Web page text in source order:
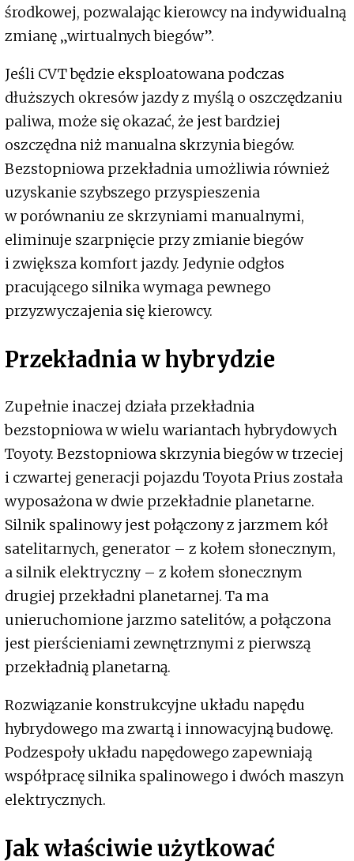
środkowej, pozwalając kierowcy na indywidualną
zmianę „wirtualnych biegów”.
Jeśli CVT będzie eksploatowana podczas
dłuższych okresów jazdy z myślą o oszczędzaniu
paliwa, może się okazać, że jest bardziej
oszczędna niż manualna skrzynia biegów.
Bezstopniowa przekładnia umożliwia również
uzyskanie szybszego przyspieszenia
w porównaniu ze skrzyniami manualnymi,
eliminuje szarpnięcie przy zmianie biegów
i zwiększa komfort jazdy. Jedynie odgłos
pracującego silnika wymaga pewnego
przyzwyczajenia się kierowcy.
Przekładnia w hybrydzie
Zupełnie inaczej działa przekładnia
bezstopniowa w wielu wariantach hybrydowych
Toyoty. Bezstopniowa skrzynia biegów w trzeciej
i czwartej generacji pojazdu Toyota Prius została
wyposażona w dwie przekładnie planetarne.
Silnik spalinowy jest połączony z jarzmem kół
satelitarnych, generator – z kołem słonecznym,
a silnik elektryczny – z kołem słonecznym
drugiej przekładni planetarnej. Ta ma
unieruchomione jarzmo satelitów, a połączona
jest pierścieniami zewnętrznymi z pierwszą
przekładnią planetarną.
Rozwiązanie konstrukcyjne układu napędu
hybrydowego ma zwartą i innowacyjną budowę.
Podzespoły układu napędowego zapewniają
współpracę silnika spalinowego i dwóch maszyn
elektrycznych.
Jak właściwie użytkować